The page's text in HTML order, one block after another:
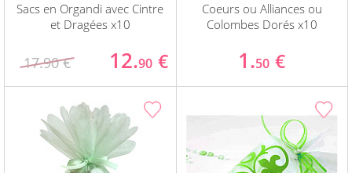
Sacs en Organdi avec Cintre
et Dragées x10
17.90 € 12.90 €
Coeurs ou Alliances ou
Colombes Dorés x10
1.50 €